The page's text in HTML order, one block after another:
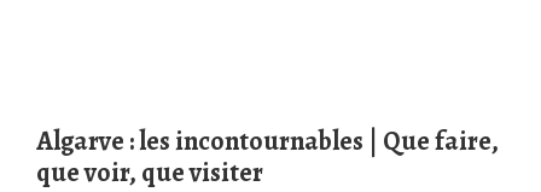
Algarve : les incontournables | Que faire,
que voir, que visiter